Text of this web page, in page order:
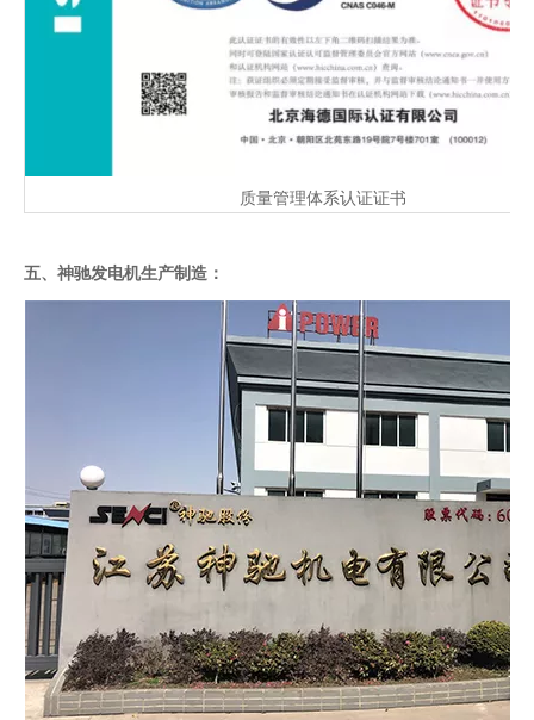
质量管理体系认证证书
五、神驰发电机生产制造：